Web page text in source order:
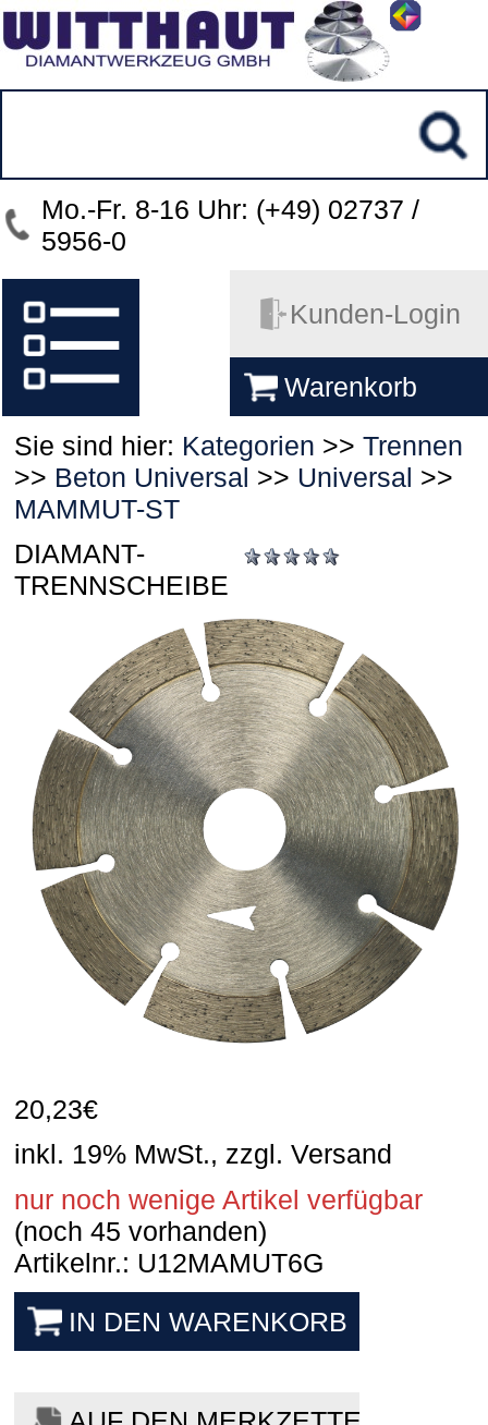
Mo.-Fr. 8-16 Uhr: (+49) 02737 /
5956-0
Kunden-Login
Warenkorb
Sie sind hier: Kategorien >> Trennen
>> Beton Universal >> Universal >>
MAMMUT-ST
DIAMANT-
TRENNSCHEIBE
20,23€
inkl. 19% MwSt., zzgl. Versand
nur noch wenige Artikel verfügbar
(noch 45 vorhanden)
Artikelnr.: U12MAMUT6G